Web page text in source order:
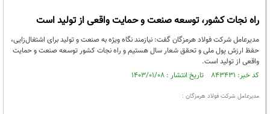
راه نجات کشور، توسعه صنعت و حمایت واقعی از تولید است
مدیرعامل شرکت فولاد هرمزگان گفت: نیازمند نگاه ویژه به صنعت و تولید برای اشتغال‌زایی،
حفظ ارزش پول ملی و تحقق شعار سال هستیم و راه نجات کشور توسعه صنعت و حمایت
واقعی از تولید است.
کد خبر: ۸۴۳۴۳۱ تاریخ انتشار : ۱۴۰۳/۰۱/۰۸
مدیرعامل شرکت فولاد هرمزگان :